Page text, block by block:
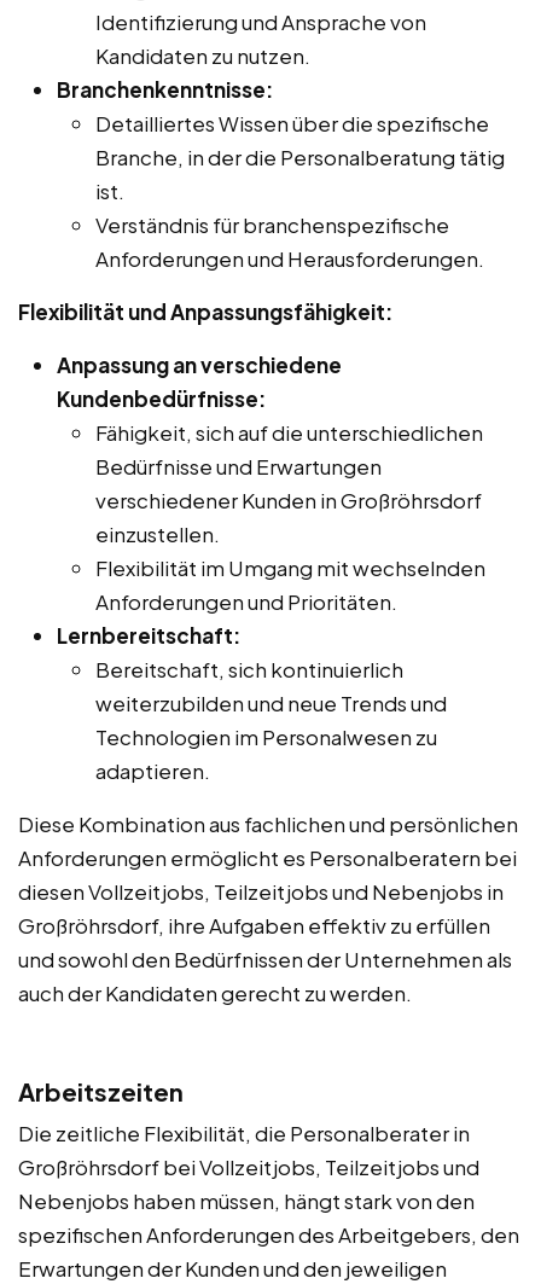
Identifizierung und Ansprache von
Kandidaten zu nutzen.
Branchenkenntnisse:
Detailliertes Wissen über die spezifische
Branche, in der die Personalberatung tätig
ist.
Verständnis für branchenspezifische
Anforderungen und Herausforderungen.
Flexibilität und Anpassungsfähigkeit:
Anpassung an verschiedene
Kundenbedürfnisse:
Fähigkeit, sich auf die unterschiedlichen
Bedürfnisse und Erwartungen
verschiedener Kunden in Großröhrsdorf
einzustellen.
Flexibilität im Umgang mit wechselnden
Anforderungen und Prioritäten.
Lernbereitschaft:
Bereitschaft, sich kontinuierlich
weiterzubilden und neue Trends und
Technologien im Personalwesen zu
adaptieren.
Diese Kombination aus fachlichen und persönlichen
Anforderungen ermöglicht es Personalberatern bei
diesen Vollzeitjobs, Teilzeitjobs und Nebenjobs in
Großröhrsdorf, ihre Aufgaben effektiv zu erfüllen
und sowohl den Bedürfnissen der Unternehmen als
auch der Kandidaten gerecht zu werden.
Arbeitszeiten
Die zeitliche Flexibilität, die Personalberater in
Großröhrsdorf bei Vollzeitjobs, Teilzeitjobs und
Nebenjobs haben müssen, hängt stark von den
spezifischen Anforderungen des Arbeitgebers, den
Erwartungen der Kunden und den jeweiligen